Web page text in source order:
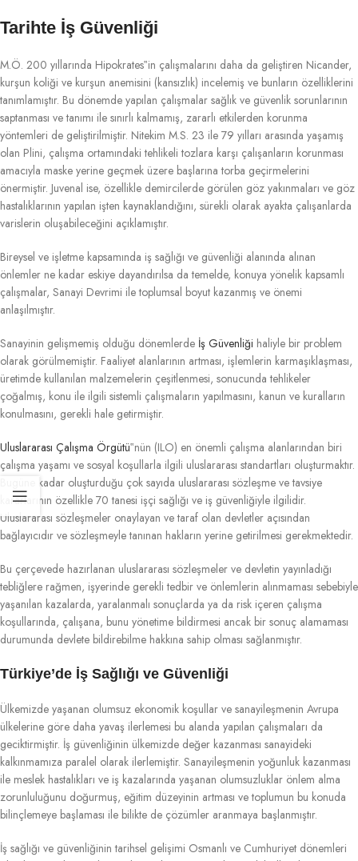
Tarihte İş Güvenliği
M.Ö. 200 yıllarında Hipokrates‟in çalışmalarını daha da geliştiren Nicander,
kurşun koliği ve kurşun anemisini (kansızlık) incelemiş ve bunların özelliklerini
tanımlamıştır. Bu dönemde yapılan çalışmalar sağlık ve güvenlik sorunlarının
saptanması ve tanımı ile sınırlı kalmamış, zararlı etkilerden korunma
yöntemleri de geliştirilmiştir. Nitekim M.S. 23 ile 79 yılları arasında yaşamış
olan Plini, çalışma ortamındaki tehlikeli tozlara karşı çalışanların korunması
amacıyla maske yerine geçmek üzere başlarına torba geçirmelerini
önermiştir. Juvenal ise, özellikle demircilerde görülen göz yakınmaları ve göz
hastalıklarının yapılan işten kaynaklandığını, sürekli olarak ayakta çalışanlarda
varislerin oluşabileceğini açıklamıştır.
Bireysel ve işletme kapsamında iş sağlığı ve güvenliği alanında alınan
önlemler ne kadar eskiye dayandırılsa da temelde, konuya yönelik kapsamlı
çalışmalar, Sanayi Devrimi ile toplumsal boyut kazanmış ve önemi
anlaşılmıştır.
Sanayinin gelişmemiş olduğu dönemlerde İş Güvenliği haliyle bir problem
olarak görülmemiştir. Faaliyet alanlarının artması, işlemlerin karmaşıklaşması,
üretimde kullanılan malzemelerin çeşitlenmesi, sonucunda tehlikeler
çoğalmış, konu ile ilgili sistemli çalışmaların yapılmasını, kanun ve kuralların
konulmasını, gerekli hale getirmiştir.
Uluslararası Çalışma Örgütü‟nün (ILO) en önemli çalışma alanlarından biri
çalışma yaşamı ve sosyal koşullarla ilgili uluslararası standartları oluşturmaktır.
Bugüne kadar oluşturduğu çok sayıda uluslararası sözleşme ve tavsiye
kararlarının özellikle 70 tanesi işçi sağlığı ve iş güvenliğiyle ilgilidir.
Uluslararası sözleşmeler onaylayan ve taraf olan devletler açısından
bağlayıcıdır ve sözleşmeyle tanınan hakların yerine getirilmesi gerekmektedir.
Bu çerçevede hazırlanan uluslararası sözleşmeler ve devletin yayınladığı
tebliğlere rağmen, işyerinde gerekli tedbir ve önlemlerin alınmaması sebebiyle
yaşanılan kazalarda, yaralanmalı sonuçlarda ya da risk içeren çalışma
koşullarında, çalışana, bunu yönetime bildirmesi ancak bir sonuç alamaması
durumunda devlete bildirebilme hakkına sahip olması sağlanmıştır.
Türkiye’de İş Sağlığı ve Güvenliği
Ülkemizde yaşanan olumsuz ekonomik koşullar ve sanayileşmenin Avrupa
ülkelerine göre daha yavaş ilerlemesi bu alanda yapılan çalışmaları da
geciktirmiştir. İş güvenliğinin ülkemizde değer kazanması sanayideki
kalkınmamıza paralel olarak ilerlemiştir. Sanayileşmenin yoğunluk kazanması
ile meslek hastalıkları ve iş kazalarında yaşanan olumsuzluklar önlem alma
zorunluluğunu doğurmuş, eğitim düzeyinin artması ve toplumun bu konuda
bilinçlemeye başlaması ile bilikte de çözümler aranmaya başlanmıştır.
İş sağlığı ve güvenliğinin tarihsel gelişimi Osmanlı ve Cumhuriyet dönemleri